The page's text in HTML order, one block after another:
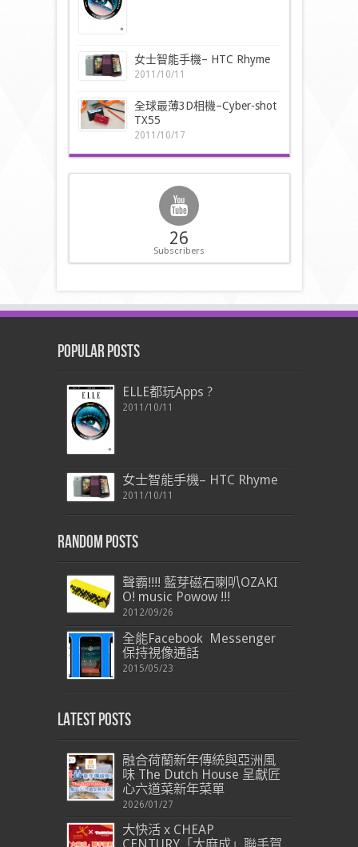
女士智能手機– HTC Rhyme
2011/10/11
全球最薄3D相機–Cyber-shot
TX55
2011/10/17
26
Subscribers
Popular Posts
ELLE都玩Apps ?
2011/10/11
女士智能手機– HTC Rhyme
2011/10/11
Random Posts
聲霸!!!! 藍芽磁石喇叭OZAKI
O! music Powow !!!
2012/09/26
全能Facebook Messenger
保持視像通話
2015/05/23
Latest Posts
融合荷蘭新年傳統與亞洲風
味 The Dutch House 呈獻匠
心六道菜新年菜單
2026/01/27
大快活 x CHEAP
CENTURY「大麻成」聯手賀